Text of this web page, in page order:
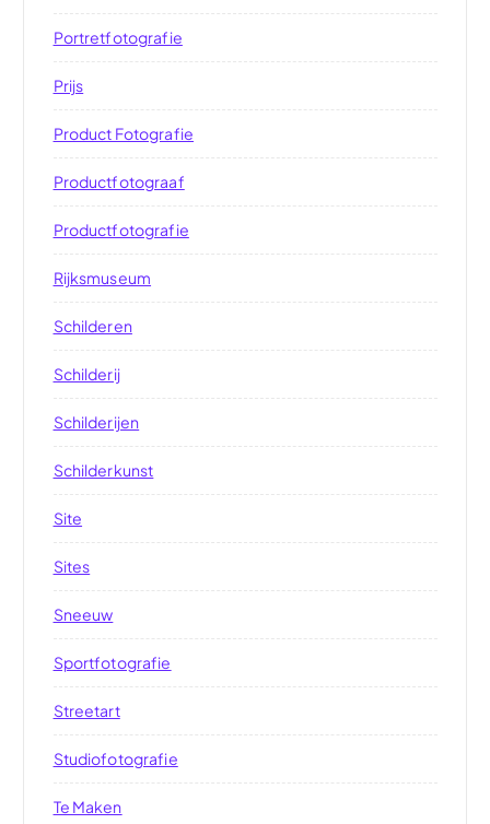
Portretfotografie
Prijs
Product Fotografie
Productfotograaf
Productfotografie
Rijksmuseum
Schilderen
Schilderij
Schilderijen
Schilderkunst
Site
Sites
Sneeuw
Sportfotografie
Streetart
Studiofotografie
Te Maken